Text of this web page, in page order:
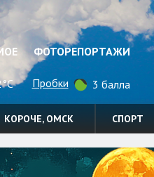
ФОТОРЕПОРТАЖИ
Пробки 3 балла
КОРОЧЕ, ОМСК СПОРТ